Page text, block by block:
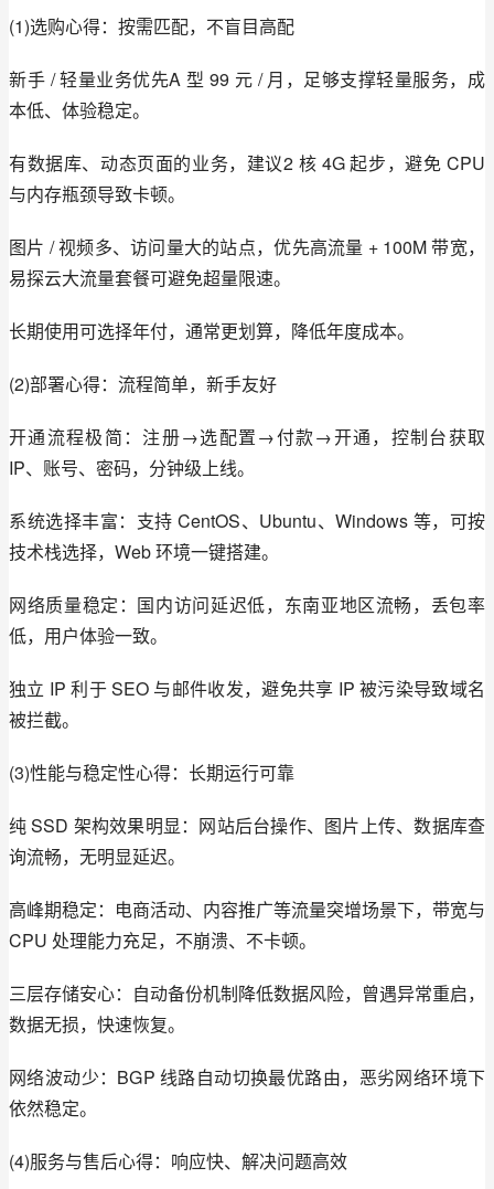
(1)选购心得：按需匹配，不盲目高配
新手 / 轻量业务优先A 型 99 元 / 月，足够支撑轻量服务，成
本低、体验稳定。
有数据库、动态页面的业务，建议2 核 4G 起步，避免 CPU
与内存瓶颈导致卡顿。
图片 / 视频多、访问量大的站点，优先高流量 + 100M 带宽，
易探云大流量套餐可避免超量限速。
长期使用可选择年付，通常更划算，降低年度成本。
(2)部署心得：流程简单，新手友好
开通流程极简：注册→选配置→付款→开通，控制台获取
IP、账号、密码，分钟级上线。
系统选择丰富：支持 CentOS、Ubuntu、Windows 等，可按
技术栈选择，Web 环境一键搭建。
网络质量稳定：国内访问延迟低，东南亚地区流畅，丢包率
低，用户体验一致。
独立 IP 利于 SEO 与邮件收发，避免共享 IP 被污染导致域名
被拦截。
(3)性能与稳定性心得：长期运行可靠
纯 SSD 架构效果明显：网站后台操作、图片上传、数据库查
询流畅，无明显延迟。
高峰期稳定：电商活动、内容推广等流量突增场景下，带宽与
CPU 处理能力充足，不崩溃、不卡顿。
三层存储安心：自动备份机制降低数据风险，曾遇异常重启，
数据无损，快速恢复。
网络波动少：BGP 线路自动切换最优路由，恶劣网络环境下
依然稳定。
(4)服务与售后心得：响应快、解决问题高效